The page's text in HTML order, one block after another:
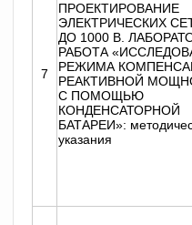
7
ПРОЕКТИРОВАНИЕ
ЭЛЕКТРИЧЕСКИХ
ДО 1000 В.
РАБОТА
РЕЖИМА
РЕАКТИВНОЙ
С ПОМОЩЬЮ
КОНДЕНСАТОРНОЙ
БАТАРЕИ»:
указания